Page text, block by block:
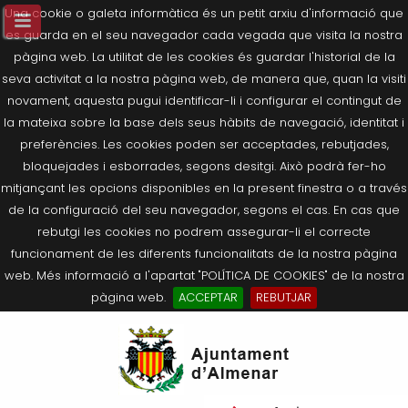
Una cookie o galeta informàtica és un petit arxiu d'informació que
es guarda en el seu navegador cada vegada que visita la nostra
pàgina web. La utilitat de les cookies és guardar l'historial de la
seva activitat a la nostra pàgina web, de manera que, quan la visiti
novament, aquesta pugui identificar-li i configurar el contingut de
la mateixa sobre la base dels seus hàbits de navegació, identitat i
preferències. Les cookies poden ser acceptades, rebutjades,
bloquejades i esborrades, segons desitgi. Això podrà fer-ho
mitjançant les opcions disponibles en la present finestra o a través
de la configuració del seu navegador, segons el cas. En cas que
rebutgi les cookies no podrem assegurar-li el correcte
funcionament de les diferents funcionalitats de la nostra pàgina
web. Més informació a l'apartat "POLÍTICA DE COOKIES" de la nostra
pàgina web.
ACCEPTAR
REBUTJAR
Salutació de l’Alcaldessa
Composició Consistori
Agricultura, Ramaderia i Medi
Què és la Seu Electrònica?
Últimes publicacions